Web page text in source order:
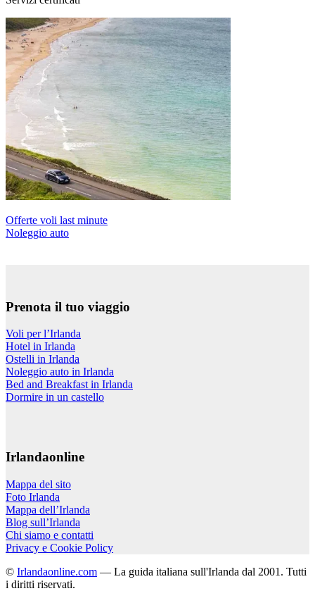
Offerte voli last minute
Noleggio auto
Prenota il tuo viaggio
Voli per l’Irlanda
Hotel in Irlanda
Ostelli in Irlanda
Noleggio auto in Irlanda
Bed and Breakfast in Irlanda
Dormire in un castello
Irlandaonline
Mappa del sito
Foto Irlanda
Mappa dell’Irlanda
Blog sull’Irlanda
Chi siamo e contatti
Privacy e Cookie Policy
© Irlandaonline.com — La guida italiana sull'Irlanda dal 2001. Tutti
i diritti riservati.